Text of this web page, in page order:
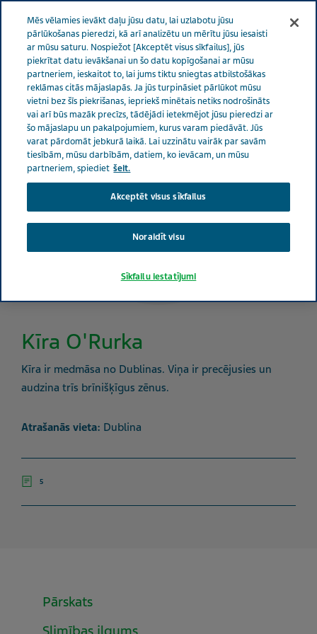
Latvia Rūpes par veselību Autori Kīra O`Rurka
Kīra O'Rurka
Kīra ir medmāsa no Dublinas. Viņa ir precējusies un
audzina trīs brīnišķīgus zēnus.
Atrašanās vieta: Dublina
5
Pārskats
Mēs vēlamies ievākt daļu jūsu datu, lai uzlabotu jūsu
pārlūkošanas pieredzi, kā arī analizētu un mērītu jūsu iesaisti
ar mūsu saturu. Nospiežot [Akceptēt visus sīkfailus], jūs
piekrītat datu ievākšanai un šo datu kopīgošanai ar mūsu
partneriem, ieskaitot to, lai jums tiktu sniegtas atbilstošākas
reklāmas citās mājaslapās. Ja jūs turpināsiet pārlūkot mūsu
vietni bez šīs piekrišanas, iepriekš minētais netiks nodrošināts
vai arī būs mazāk precīzs, tādējādi ietekmējot jūsu pieredzi ar
šo mājaslapu un pakalpojumiem, kurus varam piedāvāt. Jūs
varat pārdomāt jebkurā laikā. Lai uzzinātu vairāk par savām
tiesībām, mūsu darbībām, datiem, ko ievācam, un mūsu
partneriem, spiediet šeit.
Akceptēt visus sīkfailus
Noraidīt visu
Sīkfailu iestatījumi